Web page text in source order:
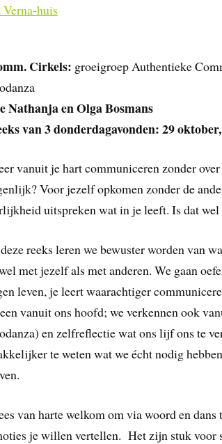
Verna-huis
Cirkels: groeigroep Authentieke
Nathanja en Olga Bosmans
van 3 donderdagavonden: 29
vanuit je hart communiceren zonder
Voor jezelf opkomen zonder de
uitspreken wat in je leeft. Is dat
reeks leren we bewuster worden van
met jezelf als met anderen. We gaan
leven, je leert waarachtiger
vanuit ons hoofd; we verkennen ook
en zelfreflectie wat ons lijf ons te
te weten wat we écht nodig
van harte welkom om via woord en
je willen vertellen. Het zijn stuk voor